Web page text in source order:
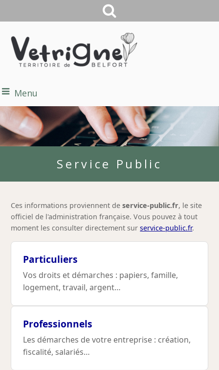
Menu
Service Public
Ces informations proviennent deservice-public.fr, le site
officiel de l'administration française. Vous pouvez à tout
moment les consulter directement surservice-public.fr.
Particuliers
Vos droits et démarches : papiers, famille,
logement, travail, argent…
Professionnels
Les démarches de votre entreprise : création,
fiscalité, salariés…